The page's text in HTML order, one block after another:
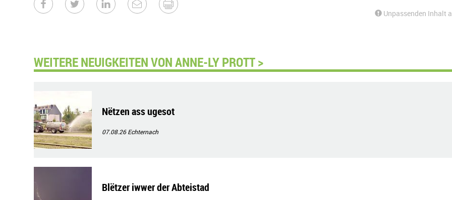
Unpassenden Inhalt
WEITERE NEUIGKEITEN VON ANNE-LY PROTT >
Nëtzen ass ugesot
07.08.26Echternach
Blëtzer iwwer der Abteistad